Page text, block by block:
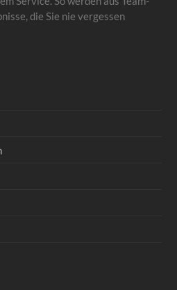
die Sie nie vergessen